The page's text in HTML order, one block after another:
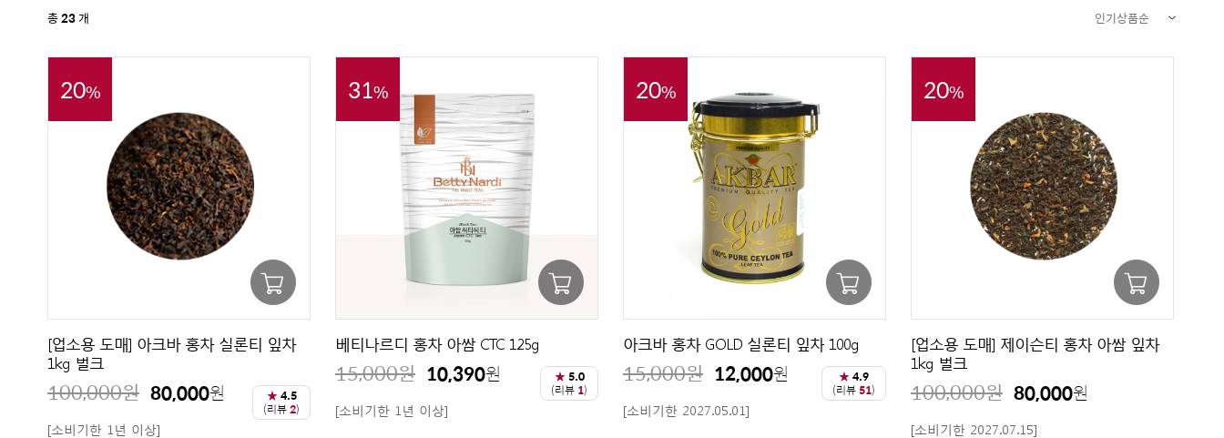
총23개 인기상품순
20%
[업소용 도매] 아크바 홍차 실론티 잎차
1kg 벌크
100,000원 80,000원 ★4.5
(리뷰2)
[소비기한 1년 이상]
31%
베티나르디 홍차 아쌈 CTC 125g
15,000원 10,390원 ★5.0
(리뷰 1)
[소비기한 1년 이상]
20%
아크바 홍차 GOLD 실론티 잎차 100g
15,000원 12,000원 ★4.9
(리뷰51)
[소비기한 2027.05.01]
20%
[업소용 도매] 제이슨티 홍차 아쌈 잎차
1kg 벌크
100,000원 80,000원
[소비기한 2027.07.15]